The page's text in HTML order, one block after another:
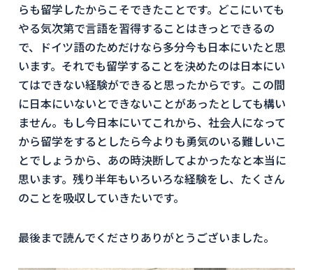
らも留学したからこそできたことです。どこにいても
やる気次第で言語を習得することはきっとできるの
で、ドイツ語のためだけなら多分今も日本にいたと思
います。それでも留学することを決めたのは日本にい
てはできない経験ができると思ったからです。この間
に日本にいないとできないことがあったとしても構い
ません。もし今日本にいてこれから、社会人になって
から留学をするとしたら今よりも勇気のいる難しいこ
とでしょうから、あの時決断してよかったなと本当に
思います。残り半年もいろいろな経験をし、たくさん
のことを吸収していきたいです。
最後まで読んでくださりありがとうございました。